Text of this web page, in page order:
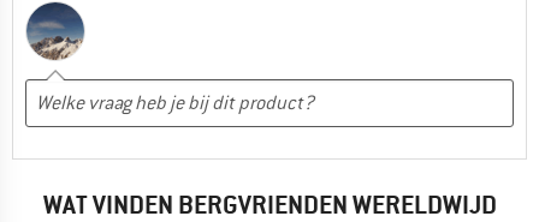
WAT VINDEN BERGVRIENDEN WERELDWIJD